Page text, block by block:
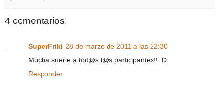
4 comentarios:
SuperFriki 28 de marzo de 2011 a las 22:30
Mucha suerte a tod@s l@s participantes!! :D
Responder